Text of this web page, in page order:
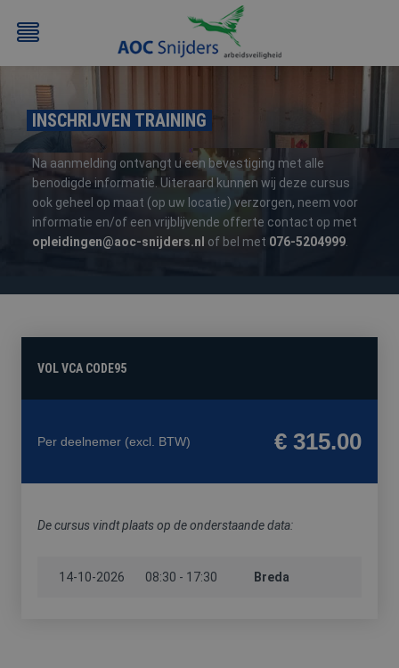
BEHEERDER
ATEX
BESLOTEN
BHV
EERSTE
SOCIALE
REACHTRUCK
HOOGWERKER
VCA
INSCHRIJVEN TRAINING
Na aanmelding ontvangt u een bevestiging met alle
benodigde informatie. Uiteraard kunnen wij deze cursus
ook geheel op maat (op uw locatie) verzorgen, neem voor
informatie en/of een vrijblijvende offerte contact op met
opleidingen@aoc-snijders.nl of bel met 076-5204999
VOL VCA CODE95
Per deelnemer (excl. BTW) € 315.00
De cursus vindt plaats op de onderstaande data:
14-10-2026 08:30 - 17:30 Breda